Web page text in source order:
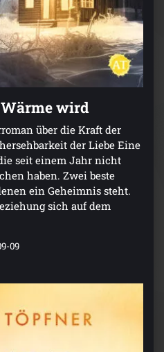
wird
über die Kraft der
der Liebe Eine
seit einem Jahr nicht
haben. Zwei beste
ein Geheimnis steht.
sich auf dem
09